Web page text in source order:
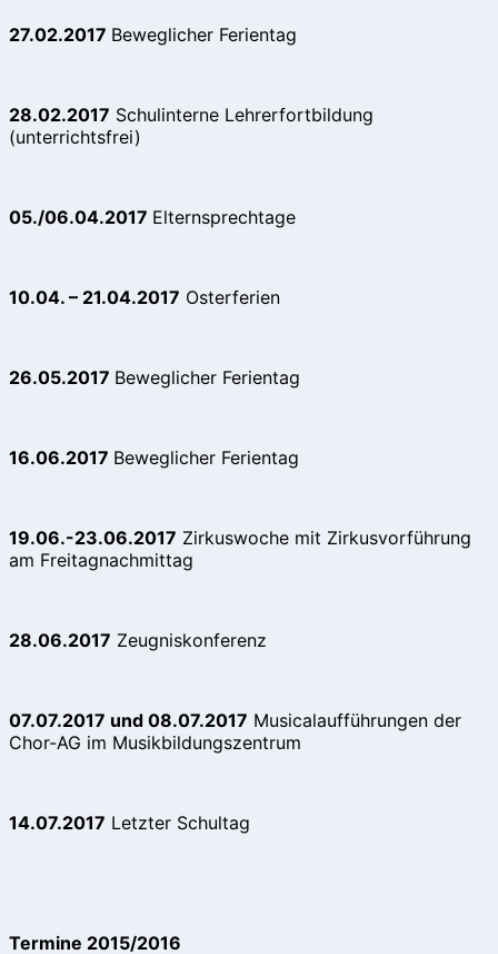
27.02.2017 Beweglicher Ferientag
28.02.2017 Schulinterne Lehrerfortbildung
(unterrichtsfrei)
05./06.04.2017 Elternsprechtage
10.04. – 21.04.2017 Osterferien
26.05.2017 Beweglicher Ferientag
16.06.2017 Beweglicher Ferientag
19.06.-23.06.2017 Zirkuswoche mit Zirkusvorführung
am Freitagnachmittag
28.06.2017 Zeugniskonferenz
07.07.2017 und 08.07.2017 Musicalaufführungen der
Chor-AG im Musikbildungszentrum
14.07.2017 Letzter Schultag
Termine 2015/2016